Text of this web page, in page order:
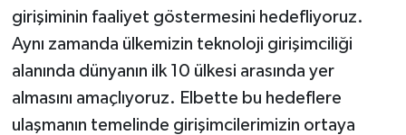
girişiminin faaliyet göstermesini hedefliyoruz.
Aynı zamanda ülkemizin teknoloji girişimciliği
alanında dünyanın ilk 10 ülkesi arasında yer
almasını amaçlıyoruz. Elbette bu hedeflere
ulaşmanın temelinde girişimcilerimizin ortaya